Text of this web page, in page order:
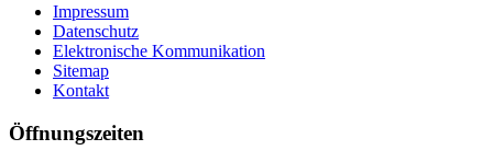
Impressum
Datenschutz
Elektronische Kommunikation
Sitemap
Kontakt
Öffnungszeiten